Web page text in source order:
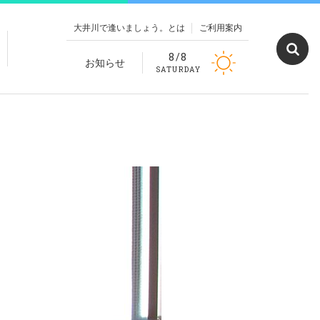
大井川で逢いましょう。とは ご利用案内
お知らせ 8/8
SATURDAY